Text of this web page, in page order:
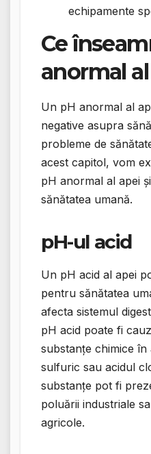
echipamente
Ce
anormal
Un pH anormal al
negative asupra
probleme de
acest capitol, vom
pH anormal al apei
sănătatea umană.
pH-ul acid
Un pH acid al apei
pentru sănătatea
afecta sistemul
pH acid poate fi
substanțe chimice
sulfuric sau acidul
substanțe pot fi
poluării industriale
agricole.